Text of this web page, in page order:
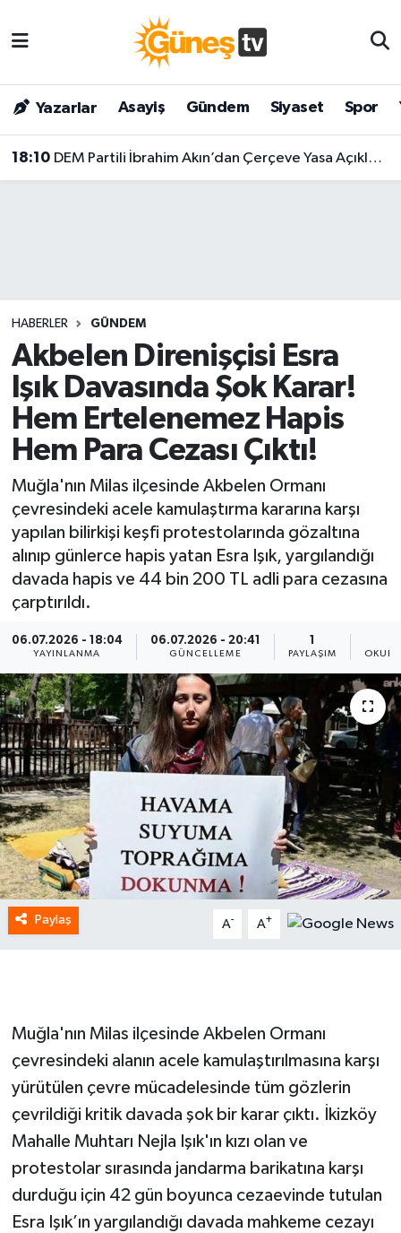
Yazarlar Asayiş Gündem Siyaset Spor
18:10 DEM Partili İbrahim Akın’dan Çerçeve Yasa Açıklaması: "1000 Adımın Birinci Adımı, Tamamlanmış Bir Yasa Değil!"
HABERLER GÜNDEM
Akbelen Direnişçisi Esra
Işık Davasında Şok Karar!
Hem Ertelenemez Hapis
Hem Para Cezası Çıktı!
Muğla'nın Milas ilçesinde Akbelen Ormanı
çevresindeki acele kamulaştırma kararına karşı
yapılan bilirkişi keşfi protestolarında gözaltına
alınıp günlerce hapis yatan Esra Işık, yargılandığı
davada hapis ve 44 bin 200 TL adli para cezasına
çarptırıldı.
06.07.2026 - 18:04
YAYINLANMA
06.07.2026 - 20:41
GÜNCELLEME PAYLAŞIM
Paylaş A- A+
Muğla'nın Milas ilçesinde Akbelen Ormanı
çevresindeki alanın acele kamulaştırılmasına karşı
yürütülen çevre mücadelesinde tüm gözlerin
çevrildiği kritik davada şok bir karar çıktı. İkizköy
Mahalle Muhtarı Nejla Işık'ın kızı olan ve
protestolar sırasında jandarma barikatına karşı
durduğu için 42 gün boyunca cezaevinde tutulan
Esra Işık’ın yargılandığı davada mahkeme cezayı
Bilim & Teknoloji
Dünya
Magazin
Siyaset
Spor
Yaşam
Malatya Nöbetçi Eczaneler
Malatya Hava Durumu
Malatya Namaz Vakitleri
Son Dakika Haberleri
Haber Arşivi